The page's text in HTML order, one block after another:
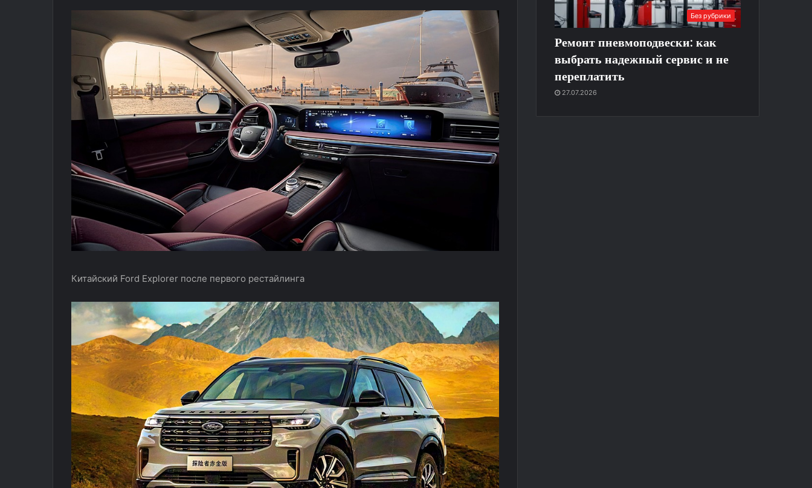
Китайский Ford Explorer после первого рестайлинга
Без рубрики
Ремонт пневмоподвески: как
выбрать надежный сервис и не
переплатить
27.07.2026